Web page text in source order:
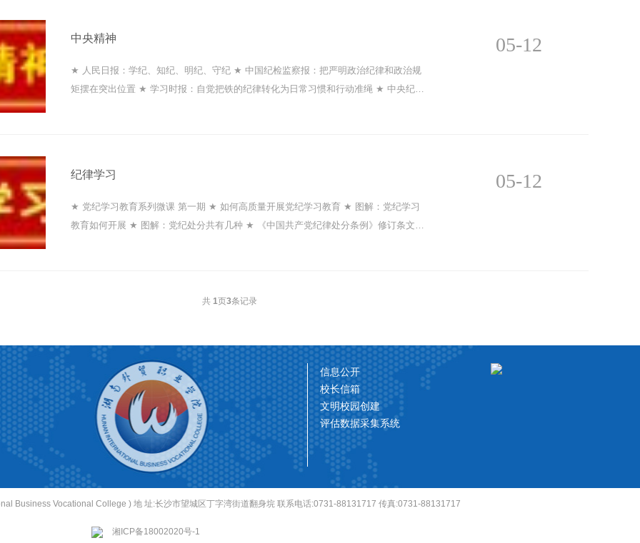
05-12
中央精神
★ 人民日报：学纪、知纪、明纪、守纪 ★ 中国纪检监察报：把严明政治纪律和政治规
矩摆在突出位置 ★ 学习时报：自觉把铁的纪律转化为日常习惯和行动准绳 ★ 中央纪委
05-12
纪律学习
★ 党纪学习教育系列微课 第一期 ★ 如何高质量开展党纪学习教育 ★ 图解：党纪学习
教育如何开展 ★ 图解：党纪处分共有几种 ★ 《中国共产党纪律处分条例》修订条文对
共 1页3条记录
信息公开
校长信箱
文明校园创建
评估数据采集系统
Business Vocational College ) 地 址:长沙市望城区丁字湾街道翻身垸 联系电话:0731-88131717 传真:0731-88131717
湘ICP备18002020号-1